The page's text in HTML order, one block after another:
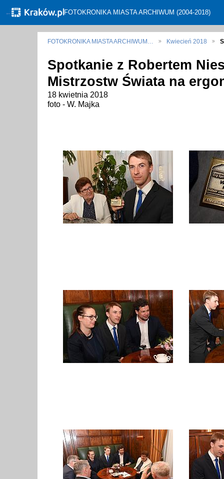
← FOTOKRONIKA MIASTA ARCHIWUM (2004-2018)
FOTOKRONIKA MIASTA ARCHIWUM… Kwiecień 2018
Spotkanie z Robertem
Mistrzostw Świata na
18 kwietnia 2018
foto - W. Majka